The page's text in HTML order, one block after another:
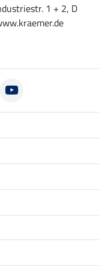
1 + 2, D